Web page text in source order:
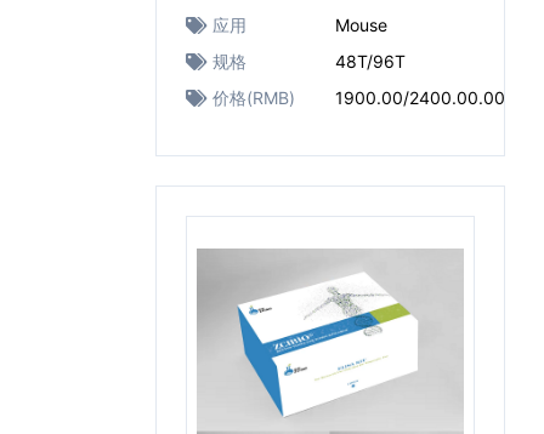
应用
Mouse
规格
48T/96T
价格(RMB)
1900.00/2400.00.00